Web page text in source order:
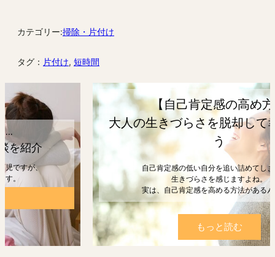
カテゴリー:掃除・片付け
タグ： 片付け, 短時間
【自己肯定感の高め方】
大人の生きづらさを脱却して幸せになろ
う
自己肯定感の低い自分を追い詰めてしまうと、
生きづらさを感じますよね。
実は、自己肯定感を高める方法があるんです。
もっと読む